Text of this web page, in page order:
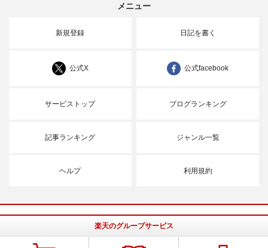
メニュー
新規登録 日記を書く
公式X 公式facebook
サービストップ ブログランキング
記事ランキング ジャンル一覧
ヘルプ 利用規約
楽天のグループサービス